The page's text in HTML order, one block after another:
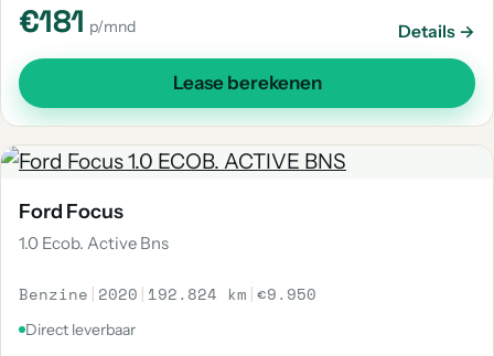
€181 p/mnd Details →
Lease berekenen
Ford Focus
1.0 Ecob. Active Bns
Benzine | 2020 | 192.824 km |€9.950
Direct leverbaar